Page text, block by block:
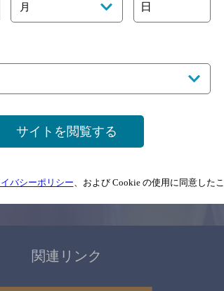
ご意見・ご感想
念のためお店にご確
関連リンク
月 日
サイトを閲覧する
バシーポリシー、および Cookie の使用に同意した